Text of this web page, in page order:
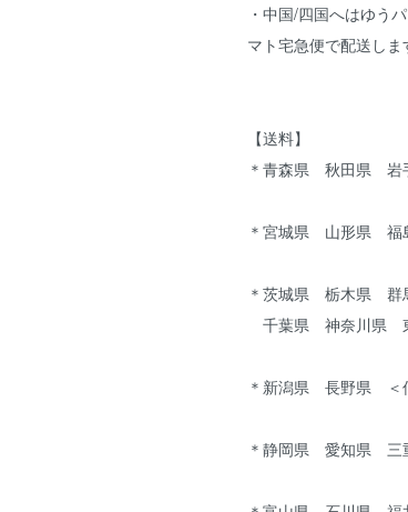
・中国/四国へはゆう
マト宅急便で配送しま
【送料】
＊青森県 秋田県 岩
＊宮城県 山形県 福
＊茨城県 栃木県
千葉県 神奈川県
＊新潟県 長野県 ＜
＊静岡県 愛知県 三